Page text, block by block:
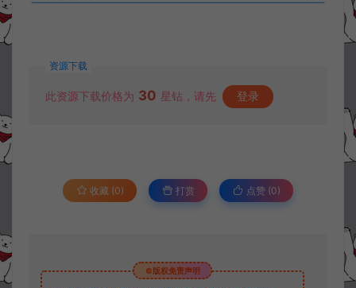
资源下载
此资源下载价格为 30 星钻，请先 登录
收藏 (0) 打赏 点赞 (0)
©版权免责声明